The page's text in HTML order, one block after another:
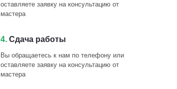
оставляете заявку на консультацию от
мастера
4. Сдача работы
Вы обращаетесь к нам по телефону или
оставляете заявку на консультацию от
мастера